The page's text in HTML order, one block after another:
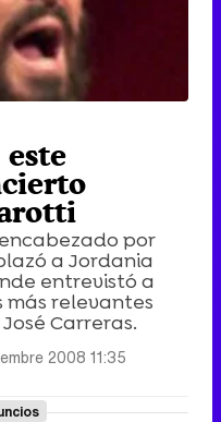
por
a Jordania
entrevistó a
más relevantes
Carreras.
2008 11:35